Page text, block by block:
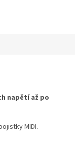
napětí až po
MIDI.